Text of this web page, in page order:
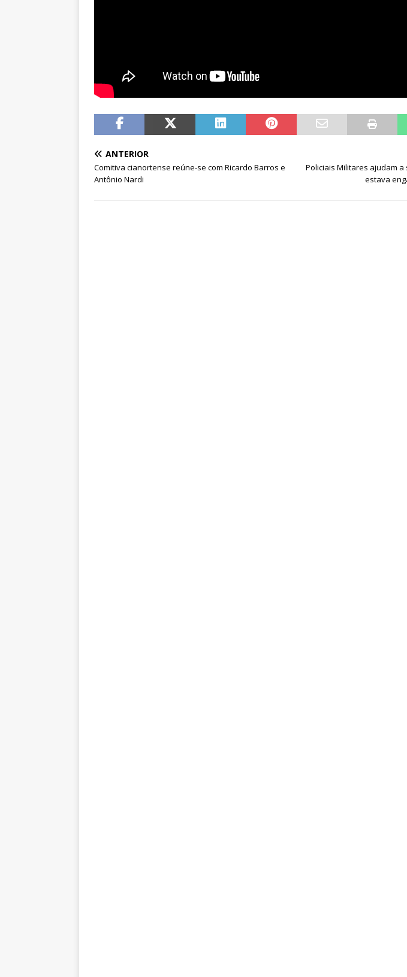
ANTERIOR
Comitiva cianortense reúne-se com Ricardo Barros e
Antônio Nardi
Policiais Militares ajudam
estava